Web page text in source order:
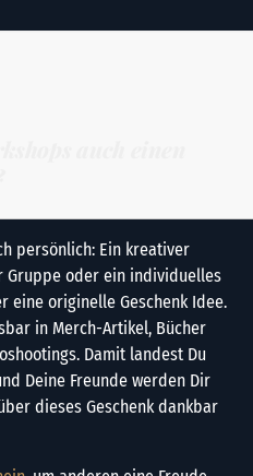
persönlich: Ein kreativer
Gruppe oder ein individuelles
eine originelle Geschenk Idee.
in Merch-Artikel, Bücher
Damit landest Du
Deine Freunde werden Dir
dieses Geschenk dankbar